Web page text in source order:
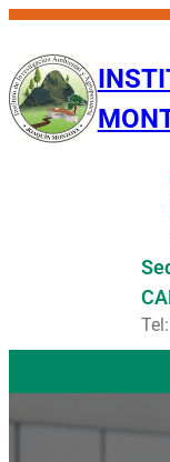
Saltar
contenido